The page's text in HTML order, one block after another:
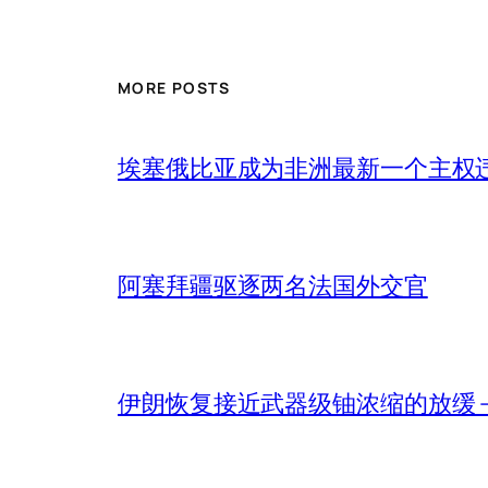
MORE POSTS
埃塞俄比亚成为非洲最新一个主权
阿塞拜疆驱逐两名法国外交官
伊朗恢复接近武器级铀浓缩的放缓